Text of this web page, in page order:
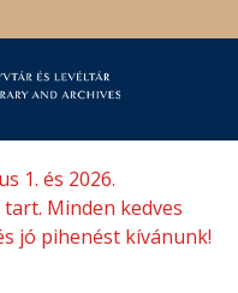
1. és 2026.
Minden kedves
jó pihenést kívánunk!